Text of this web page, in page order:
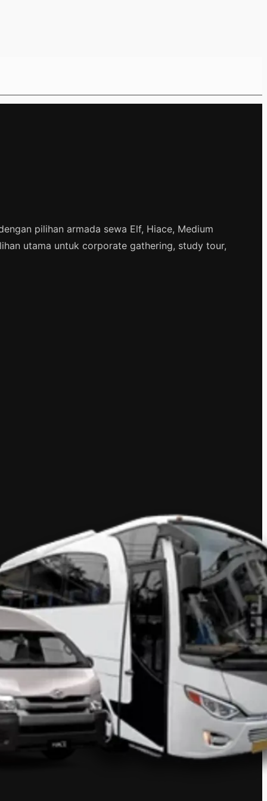
pilihan armada sewa Elf, Hiace, Medium
utama untuk corporate gathering, study tour,